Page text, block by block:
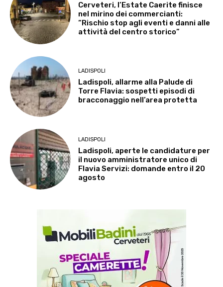
Cerveteri, l’Estate Caerite finisce
nel mirino dei commercianti:
“Rischio stop agli eventi e danni alle
attività del centro storico”
LADISPOLI
Ladispoli, allarme alla Palude di
Torre Flavia: sospetti episodi di
bracconaggio nell’area protetta
LADISPOLI
Ladispoli, aperte le candidature per
il nuovo amministratore unico di
Flavia Servizi: domande entro il 20
agosto